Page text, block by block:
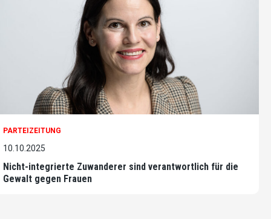
PARTEIZEITUNG
10.10.2025
Nicht-integrierte Zuwanderer sind verantwortlich für die
Gewalt gegen Frauen